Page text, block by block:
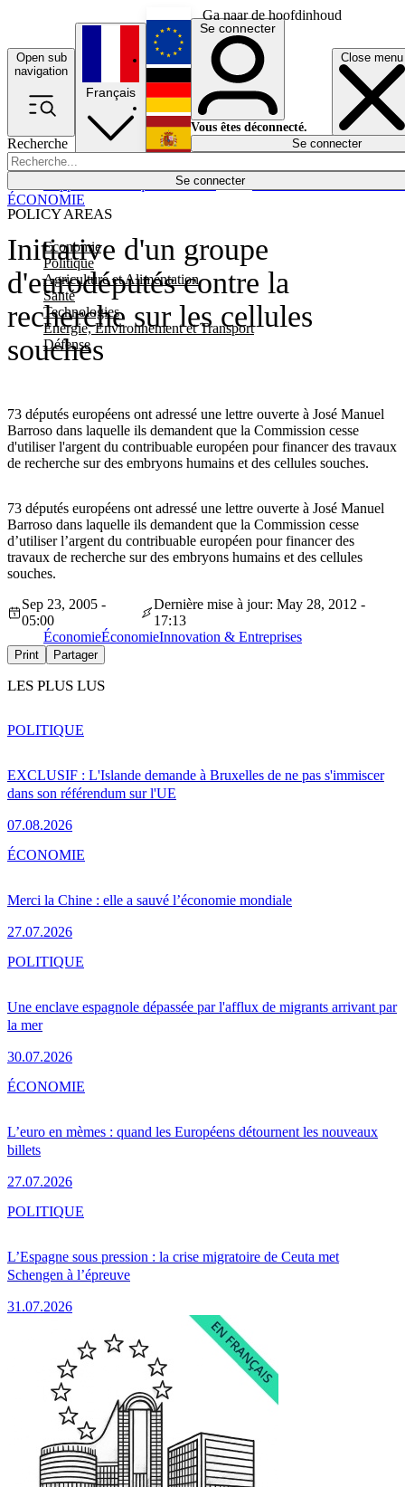
Ga naar de hoofdinhoud
Open sub
navigation
Close menu
Recherche
Se connecter
POLICY AREAS
Economie
Politique
Agriculture et Alimentation
Santé
Technologies
Energie, Environnement et Transport
Défense
Économie
Français
English
Deutsch
Español
Se connecter
Vous êtes déconnecté.
Se connecter
Initiative d'un groupe
d'eurodéputés contre la
recherche sur les cellules
souches
73 députés européens ont adressé une lettre ouverte à José Manuel
Barroso dans laquelle ils demandent que la Commission cesse
d'utiliser l'argent du contribuable européen pour financer des travaux
de recherche sur des embryons humains et des cellules souches.
ÉCONOMIE
73 députés européens ont adressé une lettre ouverte à José Manuel
Barroso dans laquelle ils demandent que la Commission cesse
d’utiliser l’argent du contribuable européen pour financer des
travaux de recherche sur des embryons humains et des cellules
souches.
Sep 23, 2005 -
05:00
Dernière mise à jour: May 28, 2012 -
17:13
ÉconomieÉconomieInnovation & Entreprises
Print Partager
LES PLUS LUS
EXCLUSIF : L'Islande demande à Bruxelles de ne pas s'immiscer
dans son référendum sur l'UE
07.08.2026
POLITIQUE
Merci la Chine : elle a sauvé l’économie mondiale
27.07.2026
ÉCONOMIE
Une enclave espagnole dépassée par l'afflux de migrants arrivant par
la mer
30.07.2026
POLITIQUE
L’euro en mèmes : quand les Européens détournent les nouveaux
billets
27.07.2026
ÉCONOMIE
L’Espagne sous pression : la crise migratoire de Ceuta met
Schengen à l’épreuve
31.07.2026
POLITIQUE